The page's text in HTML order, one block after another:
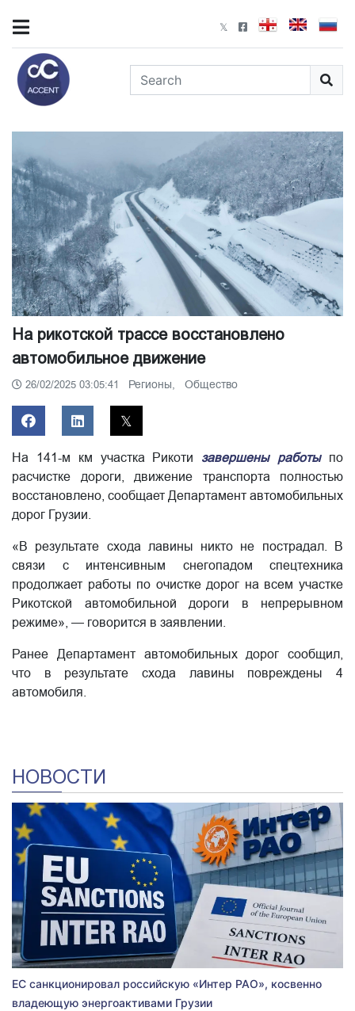
На рикотской трассе восстановлено
автомобильное движение
26/02/2025 03:05:41 Регионы, Общество
На 141-м км участка Рикоти завершены работы по
расчистке дороги, движение транспорта полностью
восстановлено, сообщает Департамент автомобильных
дорог Грузии.
«В результате схода лавины никто не пострадал. В
связи с интенсивным снегопадом спецтехника
продолжает работы по очистке дорог на всем участке
Рикотской автомобильной дороги в непрерывном
режиме», — говорится в заявлении.
Ранее Департамент автомобильных дорог сообщил,
что в результате схода лавины повреждены 4
автомобиля.
НОВОСТИ
ЕС санкционировал российскую «Интер РАО», косвенно
владеющую энергоактивами Грузии